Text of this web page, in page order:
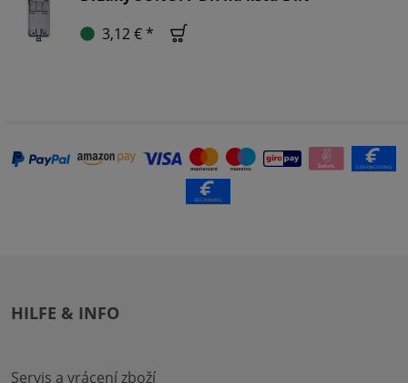
3,12 € *
HILFE & INFO
Servis a vrácení zboží